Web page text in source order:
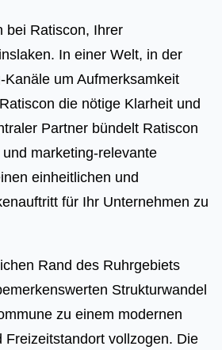
bei Ratiscon, Ihrer
In einer Welt, in der
um Aufmerksamkeit
die nötige Klarheit und
Partner bündelt Ratiscon
marketing-relevante
einheitlichen und
für Ihr Unternehmen zu
Rand des Ruhrgebiets
Strukturwandel
zu einem modernen
Freizeitstandort vollzogen. Die